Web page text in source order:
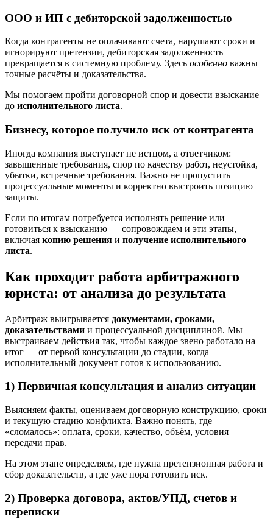
ООО и ИП с дебиторской задолженностью
Когда контрагенты не оплачивают счета, нарушают сроки и
игнорируют претензии, дебиторская задолженность
превращается в системную проблему. Здесь особенно важны
точные расчёты и доказательства.
Мы помогаем пройти договорной спор и довести взыскание
до исполнительного листа.
Бизнесу, которое получило иск от контрагента
Иногда компания выступает не истцом, а ответчиком:
завышенные требования, спор по качеству работ, неустойка,
убытки, встречные требования. Важно не пропустить
процессуальные моменты и корректно выстроить позицию
защиты.
Если по итогам потребуется исполнять решение или
готовиться к взысканию — сопровождаем и эти этапы,
включая копию решения и получение исполнительного
листа.
Как проходит работа арбитражного
юриста: от анализа до результата
Арбитраж выигрывается документами, сроками,
доказательствами и процессуальной дисциплиной. Мы
выстраиваем действия так, чтобы каждое звено работало на
итог — от первой консультации до стадии, когда
исполнительный документ готов к использованию.
1) Первичная консультация и анализ ситуации
Выясняем факты, оцениваем договорную конструкцию, сроки
и текущую стадию конфликта. Важно понять, где
«сломалось»: оплата, сроки, качество, объём, условия
передачи прав.
На этом этапе определяем, где нужна претензионная работа и
сбор доказательств, а где уже пора готовить иск.
2) Проверка договора, актов/УПД, счетов и
переписки